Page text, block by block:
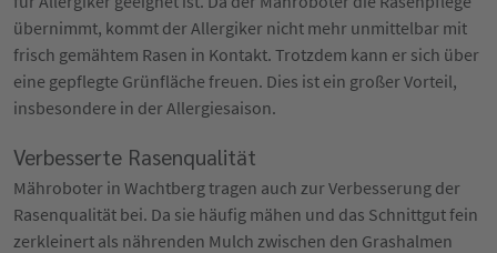
übernimmt, kommt der Allergiker nicht mehr unmittelbar mit
frisch gemähtem Rasen in Kontakt. Trotzdem kann er sich über
eine gepflegte Grünfläche freuen. Dies ist ein großer Vorteil,
insbesondere in der Allergiesaison.
Verbesserte Rasenqualität
Mähroboter in Wachtberg tragen auch zur Verbesserung der
Rasenqualität bei. Da sie häufig mähen und das Schnittgut fein
zerkleinert als nährenden Mulch zwischen den Grashalmen